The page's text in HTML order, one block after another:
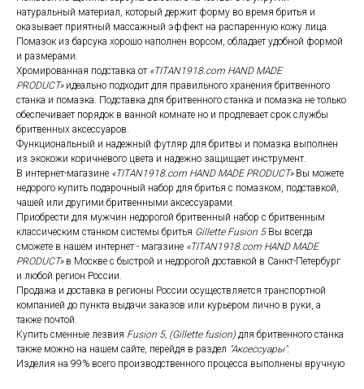
натуральный материал, который держит форму во время бритья и
оказывает приятный массажный эффект на распаренную кожу лица.
Помазок из барсука хорошо наполнен ворсом, обладает удобной формой
и размерами.
Хромированная подставка от «TITAN1918.com HAND MADE
PRODUCT» идеально подходит для правильного хранения бритвенного
станка и помазка. Подставка для бритвенного станка и помазка не только
обеспечивает порядок в ванной комнате но и продлевает срок службы
бритвенных аксессуаров.
Функциональный и надежный футляр для бритвы и помазка выполнен
из экокожи коричневого цвета и надежно защищает инструмент.
В интернет-магазине «TITAN1918.com HAND MADE PRODUCT»Вы можете
недорого купить подарочный набор для бритья с помазком, подставкой,
чашей или другими бритвенными аксессуарами.
Приобрести для мужчин недорогой бритвенный набор с бритвенным
классическим станком системы бритья Gillette Fusion 5Вы всегда
сможете в нашем интернет - магазине «TITAN1918.com HAND MADE
PRODUCT» в Москве с быстрой и недорогой доставкой в Санкт-Петербург
и любой регион России.
Продажа и доставка в регионы России осуществляется транспортной
компанией до пункта выдачи заказов или курьером лично в руки, а
также почтой.
Купить сменные лезвия Fusion 5, (Gillette fusion)для бритвенного станка
также можно на нашем сайте, перейдя в раздел "Аксессуары".
Изделия на 99% всего производственного процесса выполнены вручную